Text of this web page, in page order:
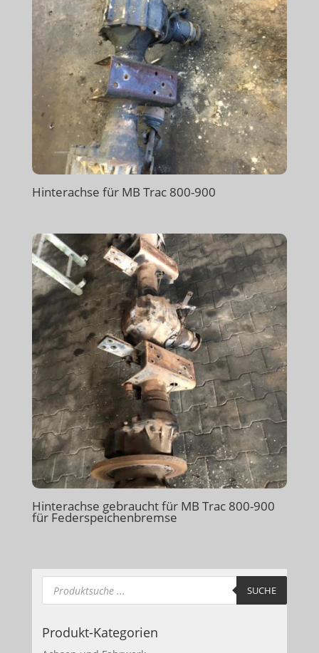
Hinterachse für MB Trac 800-900
Hinterachse gebraucht für MB Trac 800-900
für Federspeichenbremse
Products
search SUCHE
Produkt-Kategorien